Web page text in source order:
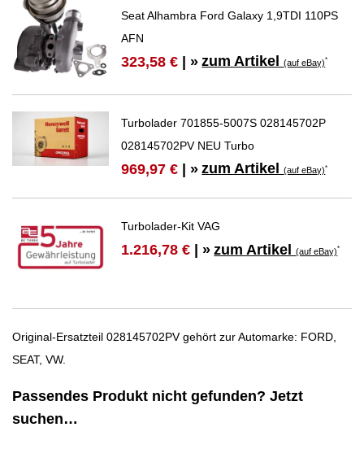
Seat Alhambra Ford Galaxy 1,9TDI 110PS
AFN
323,58 € | » zum Artikel(auf eBay)*
Turbolader 701855-5007S 028145702P
028145702PV NEU Turbo
969,97 € | » zum Artikel(auf eBay)*
Turbolader-Kit VAG
1.216,78 € | » zum Artikel(auf eBay)*
Original-Ersatzteil 028145702PV gehört zur Automarke: FORD,
SEAT, VW.
Passendes Produkt nicht gefunden? Jetzt
suchen…